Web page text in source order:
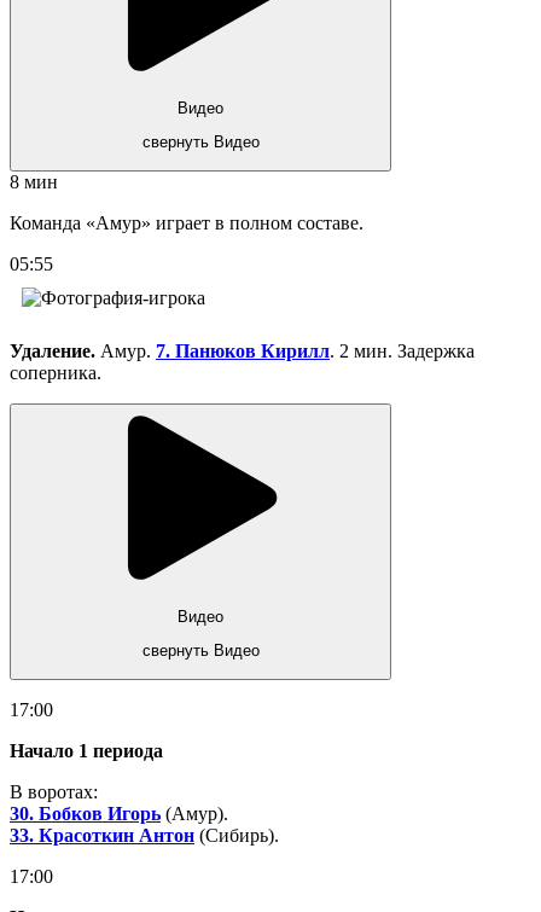
Видео
свернуть Видео
8 мин
Команда «Амур» играет в полном составе.
05:55
Удаление. Амур. 7. Панюков Кирилл. 2 мин. Задержка
соперника.
Видео
свернуть Видео
17:00
Начало 1 периода
В воротах:
30. Бобков Игорь (Амур).
33. Красоткин Антон (Сибирь).
17:00